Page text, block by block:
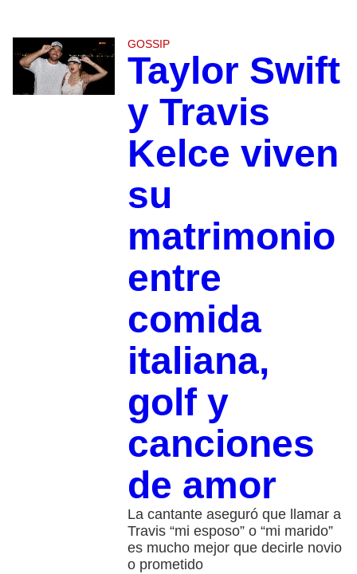
GOSSIP
Taylor Swift
y Travis
Kelce viven
su
matrimonio
entre
comida
italiana,
golf y
canciones
de amor
La cantante aseguró que llamar a
Travis “mi esposo” o “mi marido”
es mucho mejor que decirle novio
o prometido